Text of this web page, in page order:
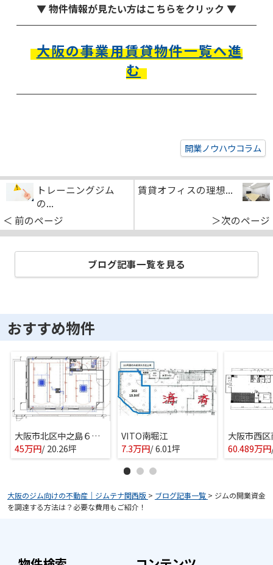
▼ 物件情報が見たい方はこちらをクリック ▼
大阪の事業用賃貸物件一覧へ進
む
開業ノウハウコラム
トレーニングジム
の...
＜ 前のページ
賃貸オフィスの理想...
＞次のページ
ブログ記事一覧を見る
おすすめ物件
大阪市北区中之島６丁目のマンション(一室)
45万円/ 20.26坪
VITO南堀江
7.3万円/ 6.01坪 60.489万円
大阪のジム向けの不動産｜ジムテナ関西版 > ブログ記事一覧 > ジムの開業資金
を調達する方法は？必要な費用もご紹介！